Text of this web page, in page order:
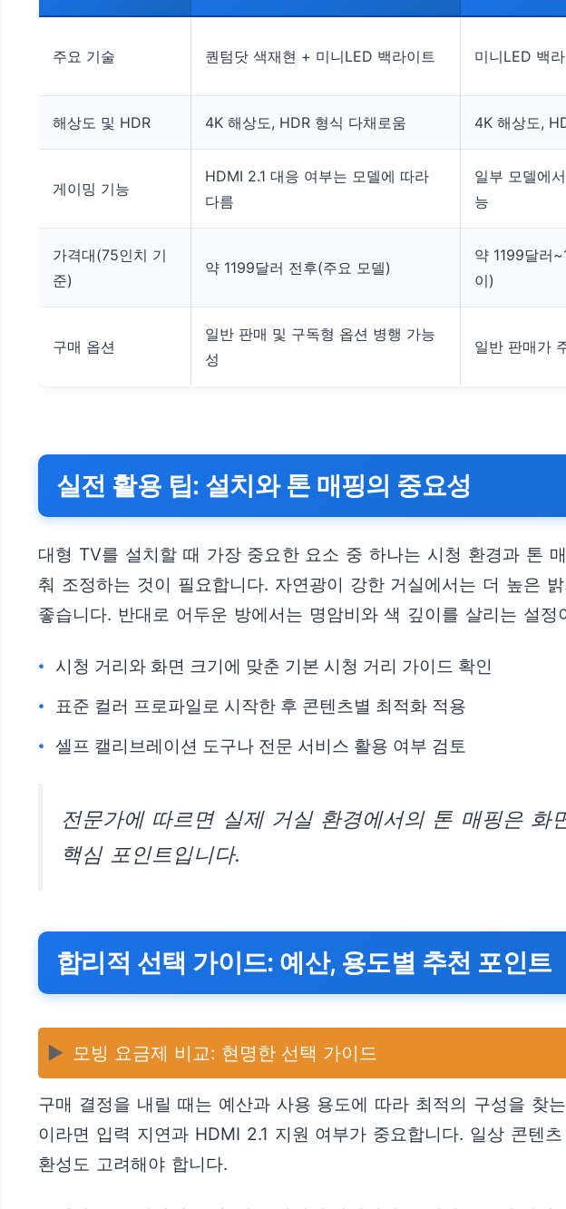
주요 기술 퀀텀닷 색재현 + 미니LED 백라이트 미니LED 백
해상도 및 HDR 4K 해상도, HDR 형식 다채로움 4K 해상도,
게이밍 기능
HDMI 2.1 대응 여부는 모델에 따라
다름
일부 모델에
능
가격대(75인치 기
준)
약 1199달러 전후(주요 모델)
약 1199달러
이)
구매 옵션
일반 판매 및 구독형 옵션 병행 가능
성
일반 판매가
실전 활용 팁: 설치와 톤 매핑의 중요성
대형 TV를 설치할 때 가장 중요한 요소 중 하나는 시청 환경과 톤
춰 조정하는 것이 필요합니다. 자연광이 강한 거실에서는 더 높은
좋습니다. 반대로 어두운 방에서는 명암비와 색 깊이를 살리는 설
시청 거리와 화면 크기에 맞춘 기본 시청 거리 가이드 확인
표준 컬러 프로파일로 시작한 후 콘텐츠별 최적화 적용
셀프 캘리브레이션 도구나 전문 서비스 활용 여부 검토
전문가에 따르면 실제 거실 환경에서의 톤 매핑은
핵심 포인트입니다.
합리적 선택 가이드: 예산, 용도별 추천 포인트
▶️ 모빙 요금제 비교: 현명한 선택 가이드
구매 결정을 내릴 때는 예산과 사용 용도에 따라 최적의 구성을 찾
이라면 입력 지연과 HDMI 2.1 지원 여부가 중요합니다. 일상 콘텐
환성도 고려해야 합니다.